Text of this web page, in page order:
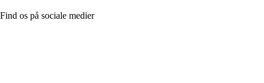
Find os på sociale medier